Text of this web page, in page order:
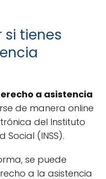
si tienes
a asistencia
de manera online
del Instituto
(INSS).
se puede
a la asistencia